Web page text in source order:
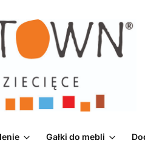
Gałki do mebli